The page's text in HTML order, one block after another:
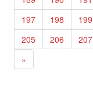
197
198 199
205
206 207
»